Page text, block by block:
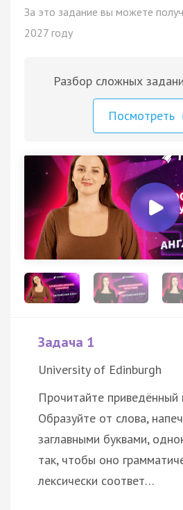
За это задание вы можете
2027 году
Разбор сложных
Посмотреть
Задача 1
University of Edinburgh
Прочитайте приведённый
Образуйте от слова,
заглавными буквами,
так, чтобы оно
лексически соответ…